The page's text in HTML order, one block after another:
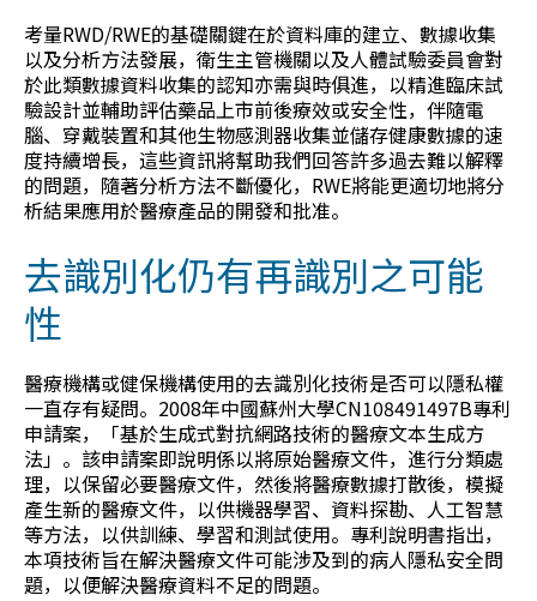
考量RWD/RWE的基礎關鍵在於資料庫的建立、數據收集
以及分析方法發展，衛生主管機關以及人體試驗委員會對
於此類數據資料收集的認知亦需與時俱進，以精進臨床試
驗設計並輔助評估藥品上市前後療效或安全性，伴隨電
腦、穿戴裝置和其他生物感測器收集並儲存健康數據的速
度持續增長，這些資訊將幫助我們回答許多過去難以解釋
的問題，隨著分析方法不斷優化，RWE將能更適切地將分
析結果應用於醫療產品的開發和批准。
去識別化仍有再識別之可能
性
醫療機構或健保機構使用的去識別化技術是否可以隱私權
一直存有疑問。2008年中國蘇州大學CN108491497B專利
申請案，「基於生成式對抗網路技術的醫療文本生成方
法」。該申請案即說明係以將原始醫療文件，進行分類處
理，以保留必要醫療文件，然後將醫療數據打散後，模擬
產生新的醫療文件，以供機器學習、資料探勘、人工智慧
等方法，以供訓練、學習和測試使用。專利說明書指出，
本項技術旨在解決醫療文件可能涉及到的病人隱私安全問
題，以便解決醫療資料不足的問題。